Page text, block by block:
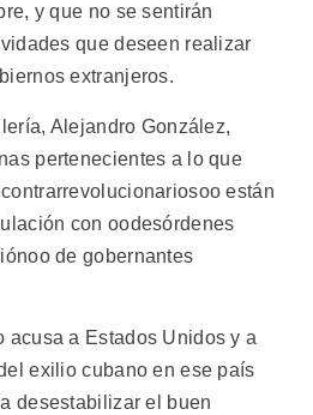
y que no se sentirán
que deseen realizar
extranjeros.
Alejandro González,
pertenecientes a lo que
están
con oodesórdenes
de gobernantes
acusa a Estados Unidos y a
exilio cubano en ese país
desestabilizar el buen